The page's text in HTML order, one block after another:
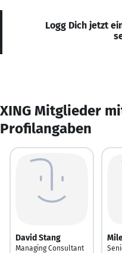
Logg Dich jetzt
XING Mitglieder
Profilangaben
David Stang
Managing Consultant